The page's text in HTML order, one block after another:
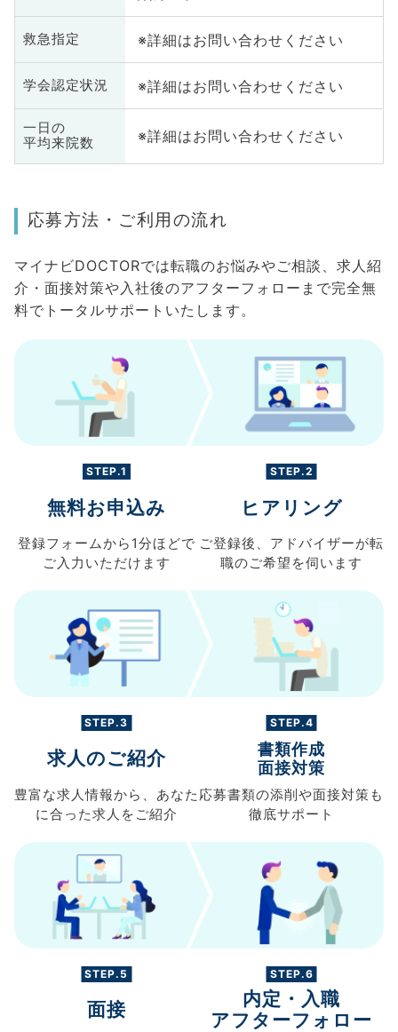
救急指定 ※詳細はお問い合わせください
学会認定状況 ※詳細はお問い合わせください
一日の
平均来院数
※詳細はお問い合わせください
応募方法・ご利用の流れ
マイナビDOCTORでは転職のお悩みやご相談、求人紹
介・面接対策や入社後のアフターフォローまで完全無
料でトータルサポートいたします。
STEP.1
無料お申込み
登録フォームから 1分ほどで
ご入力 いただけます
STEP.2
ヒアリング
ご登録後、 アドバイザーが転
職のご希望を伺います
STEP.3
求人のご紹介
豊富な求人情報から、 あなた
に合った求人を ご紹介
STEP.4
書類作成
面接対策
応募書類の添削や面接対策も
徹底サポート
STEP.5
面接
STEP.6
内定・入職
アフターフォロー